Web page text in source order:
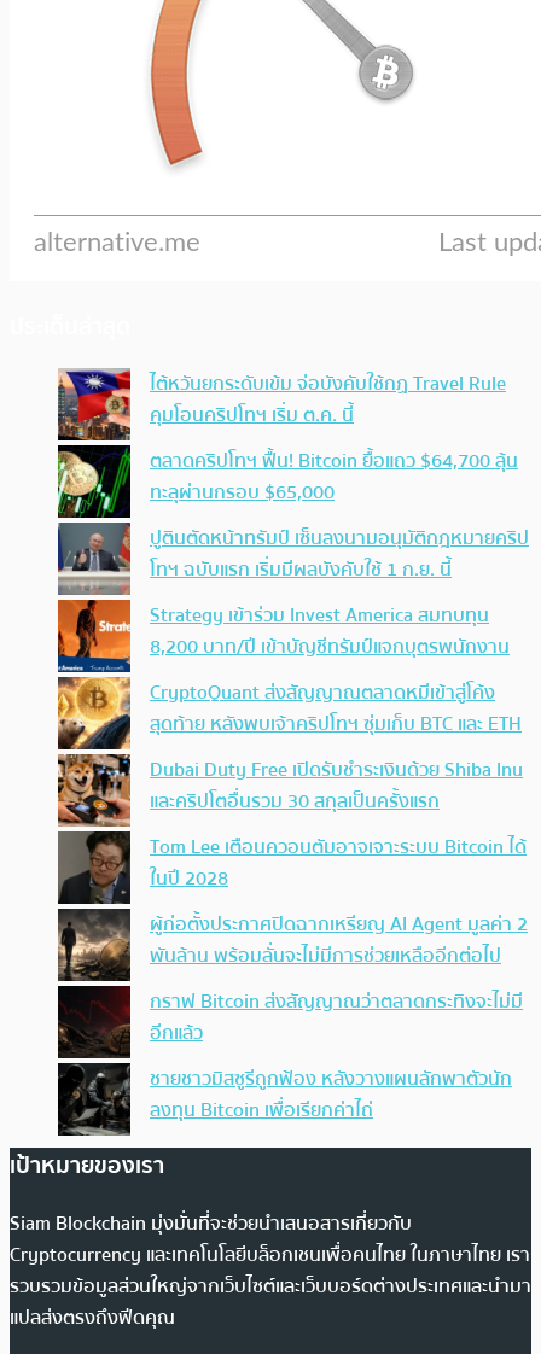
ไต้หวันยกระดับเข้ม จ่อบังคับใช้กฏ Travel Rule
คุมโอนคริปโทฯ เริ่ม ต.ค. นี้
ตลาดคริปโทฯ ฟื้น! Bitcoin ยื้อแถว $64,700 ลุ้น
ทะลุผ่านกรอบ $65,000
ปูตินตัดหน้าทรัมป์ เซ็นลงนามอนุมัติกฎหมายคริป
โทฯ ฉบับแรก เริ่มมีผลบังคับใช้ 1 ก.ย. นี้
Strategy เข้าร่วม Invest America สมทบทุน
8,200 บาท/ปี เข้าบัญชีทรัมป์แจกบุตรพนักงาน
CryptoQuant ส่งสัญญาณตลาดหมีเข้าสู่โค้ง
สุดท้าย หลังพบเจ้าคริปโทฯ ซุ่มเก็บ BTC และ ETH
Dubai Duty Free เปิดรับชำระเงินด้วย Shiba Inu
และคริปโตอื่นรวม 30 สกุลเป็นครั้งแรก
Tom Lee เตือนควอนตัมอาจเจาะระบบ Bitcoin ได้
ในปี 2028
ผู้ก่อตั้งประกาศปิดฉากเหรียญ AI Agent มูลค่า 2
พันล้าน พร้อมลั่นจะไม่มีการช่วยเหลืออีกต่อไป
กราฟ Bitcoin ส่งสัญญาณว่าตลาดกระทิงจะไม่มี
อีกแล้ว
ชายชาวมิสซูรีถูกฟ้อง หลังวางแผนลักพาตัวนัก
ลงทุน Bitcoin เพื่อเรียกค่าไถ่
เป้าหมายของเรา
Siam Blockchain มุ่งมั่นที่จะช่วยนำเสนอสารเกี่ยวกับ
Cryptocurrency และเทคโนโลยีบล็อกเชนเพื่อคนไทย ในภาษาไทย เรา
รวบรวมข้อมูลส่วนใหญ่จากเว็บไซต์และเว็บบอร์ดต่างประเทศและนำมา
แปลส่งตรงถึงฟีดคุณ